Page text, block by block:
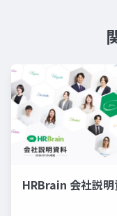
HRBrain 会社説